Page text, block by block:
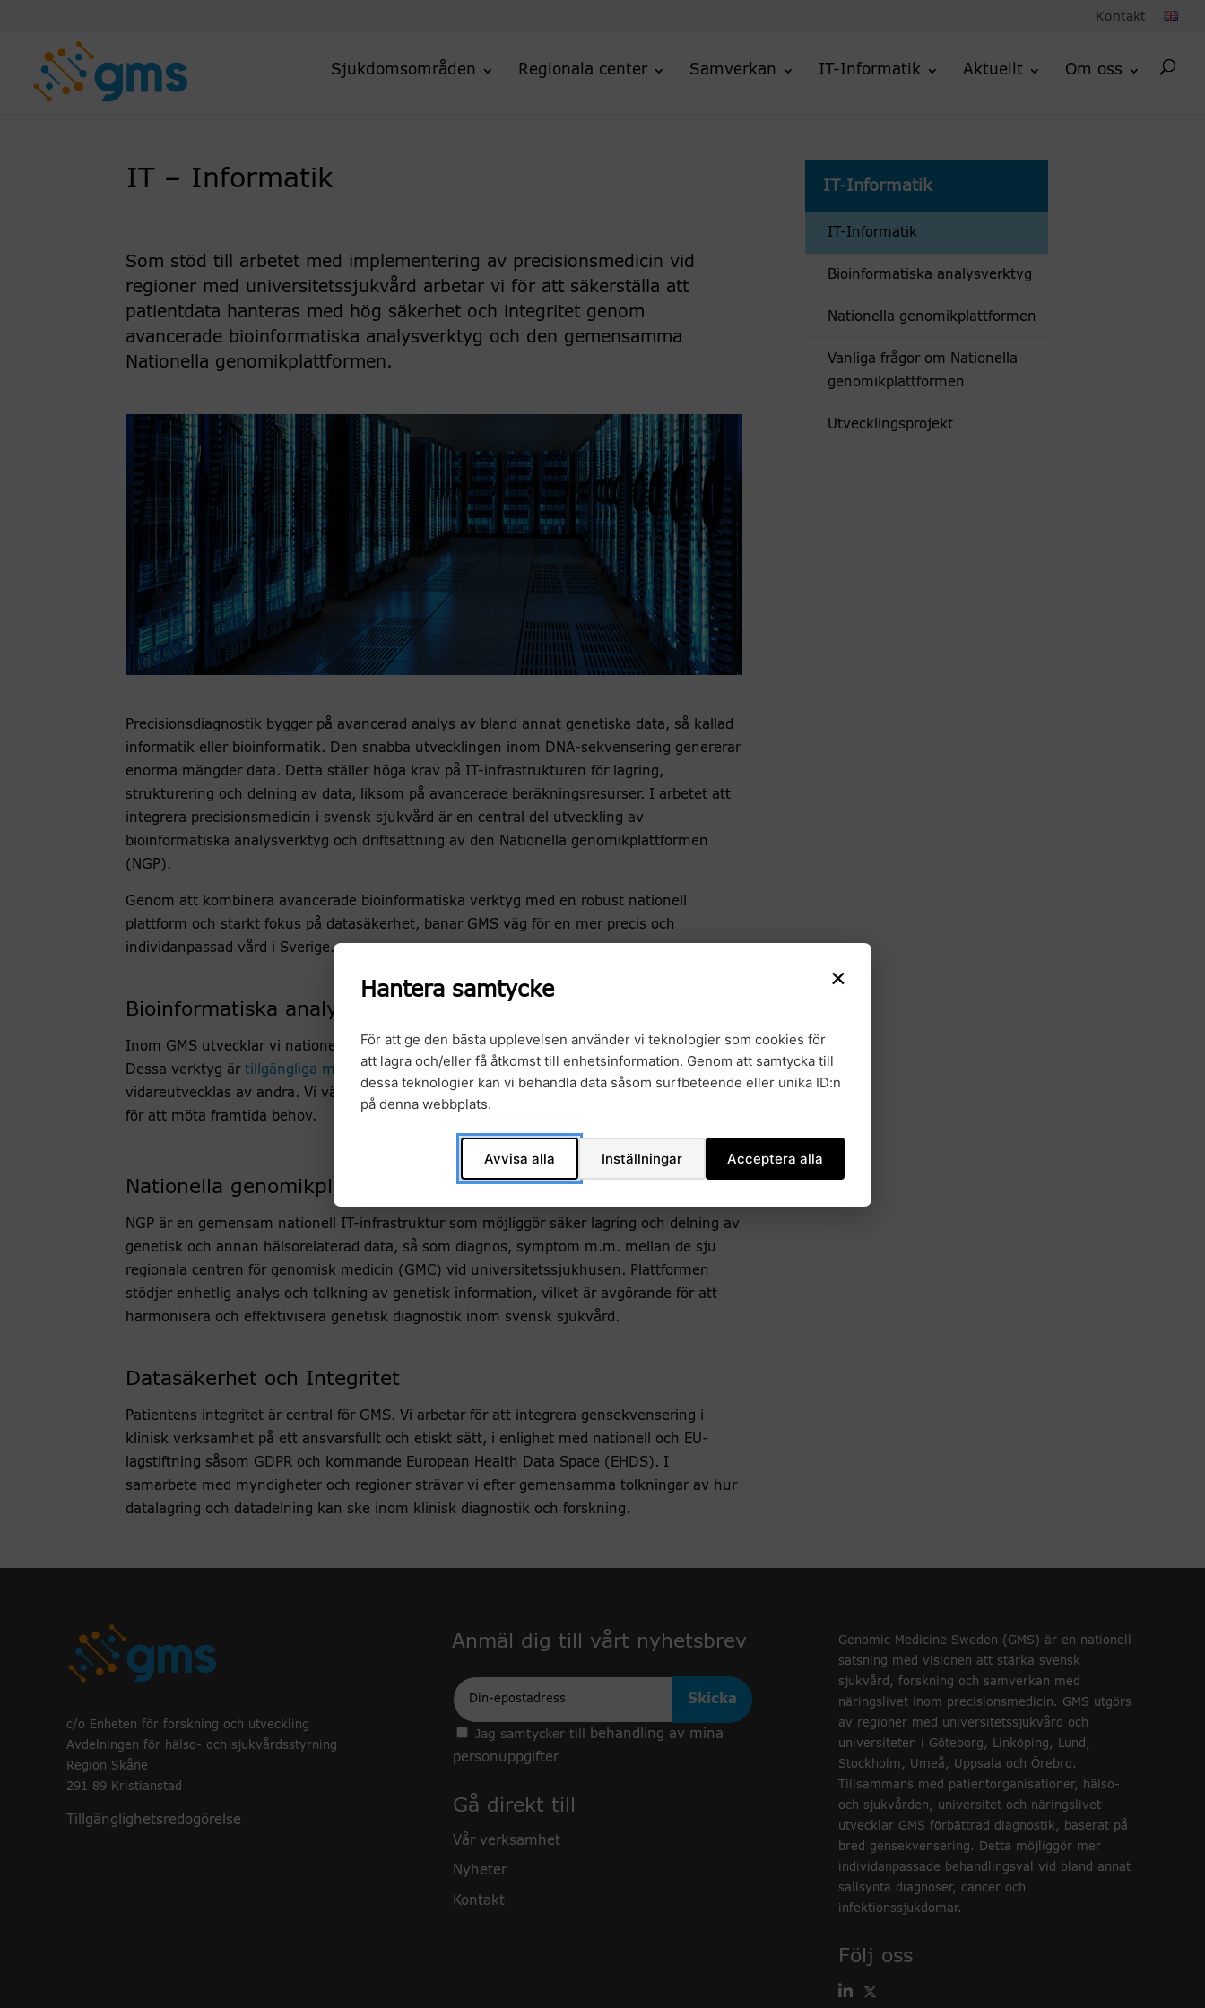
Kontakt
Sjukdomsområden Regionala center Samverkan IT-Informatik Aktuellt Om oss
IT – Informatik
Som stöd till arbetet med implementering av precisionsmedicin vid
regioner med universitetssjukvård arbetar vi för att säkerställa att
patientdata hanteras med hög säkerhet och integritet genom
avancerade bioinformatiska analysverktyg och den gemensamma
Nationella genomikplattformen.
Precisionsdiagnostik bygger på avancerad analys av bland annat genetiska data, så kallad
informatik eller bioinformatik. Den snabba utvecklingen inom DNA-sekvensering genererar
enorma mängder data. Detta ställer höga krav på IT-infrastrukturen för lagring,
strukturering och delning av data, liksom på avancerade beräkningsresurser. I arbetet att
integrera precisionsmedicin i svensk sjukvård är en central del utveckling av
bioinformatiska analysverktyg och driftsättning av den Nationella genomikplattformen
(NGP).
Genom att kombinera avancerade bioinformatiska verktyg med en robust nationell
plattform och starkt fokus på datasäkerhet, banar GMS väg för en mer precis och
individanpassad vård i Sverige.
Bioinformatiska analysverktyg
Inom GMS utvecklar vi nationella bioinformatiska analysflöden för olika sjukdomsområden.
Dessa verktyg är tillgängliga med öppen källkod, vilket innebär att de kan användas och
vidareutvecklas av andra. Vi välkomnar bidrag som förbättrar och anpassar dessa verktyg
för att möta framtida behov.
Nationella genomikplattformen (NGP)
NGP är en gemensam nationell IT-infrastruktur som möjliggör säker lagring och delning av
genetisk och annan hälsorelaterad data, så som diagnos, symptom m.m. mellan de sju
regionala centren för genomisk medicin (GMC) vid universitetssjukhusen. Plattformen
stödjer enhetlig analys och tolkning av genetisk information, vilket är avgörande för att
harmonisera och effektivisera genetisk diagnostik inom svensk sjukvård.
Datasäkerhet och Integritet
Patientens integritet är central för GMS. Vi arbetar för att integrera gensekvensering i
klinisk verksamhet på ett ansvarsfullt och etiskt sätt, i enlighet med nationell och EU-
lagstiftning såsom GDPR och kommande European Health Data Space (EHDS). I
samarbete med myndigheteroch regioner strävar vi efter gemensamma tolkningar av hur
datalagring och datadelning kan ske inom klinisk diagnostik och forskning.
IT-Informatik
IT-Informatik
Bioinformatiska analysverktyg
Nationella genomikplattformen
Vanliga frågor om Nationella
genomikplattformen
Utvecklingsprojekt
c/o Enheten för forskning och utveckling
Avdelningen för hälso- och sjukvårdsstyrning
Region Skåne
291 89 Kristianstad
Tillgänglighetsredogörelse
Anmäl dig till vårt nyhetsbrev
Epost
Jag samtycker till
behandling av mina
personuppgifter
Gå direkt till
Vår verksamhet
Nyheter
Kontakt
Genomic Medicine Sweden (GMS) är en nationell
satsning med visionen att stärka svensk
sjukvård, forskning och samverkan med
näringslivet inom precisionsmedicin. GMS utgörs
av regioner med universitetssjukvård och
universiteten i Göteborg, Linköping, Lund,
Stockholm, Umeå, Uppsala och Örebro.
Tillsammans med patientorganisationer, hälso-
och sjukvården, universitet och näringslivet
utvecklar GMS förbättrad diagnostik, baserat på
bred gensekvensering. Detta möjliggör mer
individanpassade behandlingsval vid bland annat
sällsynta diagnoser, cancer och
infektionssjukdomar.
Följ oss
×
Hantera samtycke
För att ge den bästa upplevelsen använder vi teknologier som cookies för
att lagra och/eller få åtkomst till enhetsinformation. Genom att samtycka till
dessa teknologier kan vi behandla data såsom surfbeteende eller unika ID:n
på denna webbplats.
Avvisa alla Inställningar Acceptera alla